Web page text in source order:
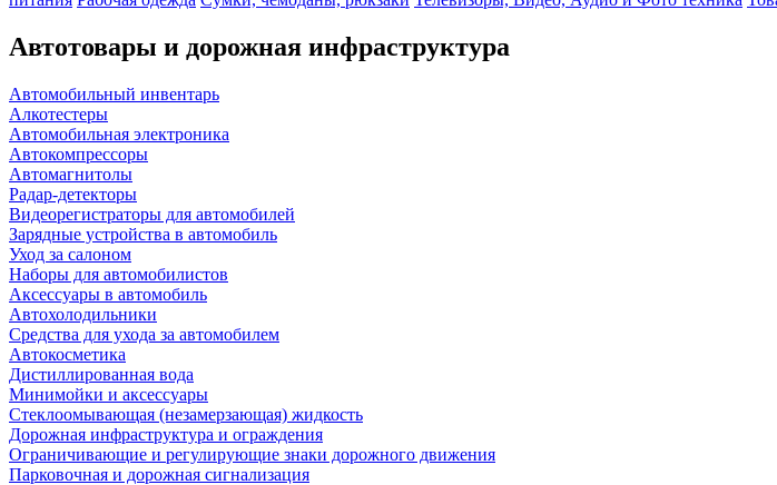
Автотовары и дорожная инфраструктура
Автомобильный инвентарь
Алкотестеры
Автомобильная электроника
Автокомпрессоры
Автомагнитолы
Радар-детекторы
Видеорегистраторы для автомобилей
Зарядные устройства в автомобиль
Уход за салоном
Наборы для автомобилистов
Аксессуары в автомобиль
Автохолодильники
Средства для ухода за автомобилем
Автокосметика
Дистиллированная вода
Минимойки и аксессуары
Стеклоомывающая (незамерзающая) жидкость
Дорожная инфраструктура и ограждения
Ограничивающие и регулирующие знаки дорожного движения
Парковочная и дорожная сигнализация